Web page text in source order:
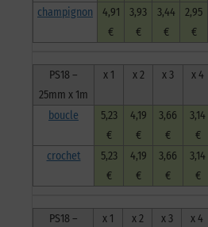
champignon
4,91
€
3,93
€
3,44
€
2,95
€
PS18 –
25mm x 1m
x 1 x 2 x 3 x 4
boucle
5,23
€
4,19
€
3,66
€
3,14
€
crochet
5,23
€
4,19
€
3,66
€
3,14
€
PS18 –
x 1 x 2 x 3 x 4